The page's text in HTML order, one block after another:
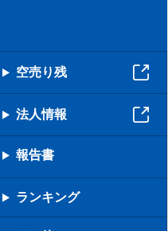
空売り残
法人情報
報告書
ランキング